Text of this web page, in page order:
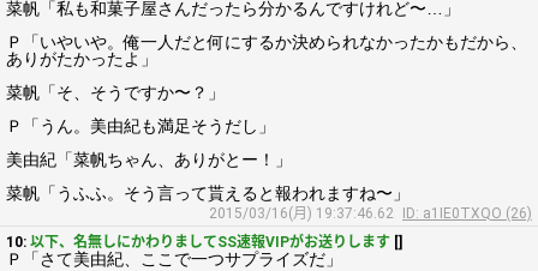
菜帆「私も和菓子屋さんだったら分かるんですけれど〜…」
Ｐ「いやいや。俺一人だと何にするか決められなかったかもだから、
ありがたかったよ」
菜帆「そ、そうですか〜？」
Ｐ「うん。美由紀も満足そうだし」
美由紀「菜帆ちゃん、ありがとー！」
菜帆「うふふ。そう言って貰えると報われますね〜」
2015/03/16(月) 19:37:46.62
ID: a1IE0TXQO (26)
10: 以下、名無しにかわりましてSS速報VIPがお送りします []
Ｐ「さて美由紀、ここで一つサプライズだ」